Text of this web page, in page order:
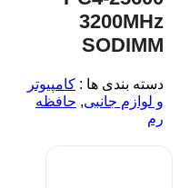
3200MHz
SODIMM
دسته بندی ها : کامپیوتر
و لوازم جانبی, حافظه
رم